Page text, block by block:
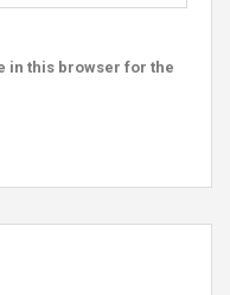
in this browser for the